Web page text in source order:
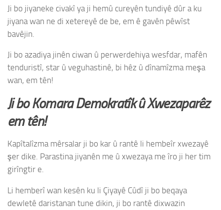
Ji bo jiyaneke civakî ya ji hemû cureyên tundiyê dûr a ku
jiyana wan ne di xetereyê de be, em ê gavên pêwîst
bavêjin.
Ji bo azadiya jinên ciwan û perwerdehiya wesfdar, mafên
tenduristî, star û veguhastinê, bi hêz û dînamîzma meşa
wan, em tên!
Ji bo Komara Demokratîk û Xwezaparêz
em tên!
Kapîtalîzma mêrsalar ji bo kar û rantê li hembeîr xwezayê
şer dike. Parastina jiyanên me û xwezaya me îro ji her tim
girîngtir e.
Li hemberî wan kesên ku li Çiyayê Cûdî ji bo beqaya
dewletê daristanan tune dikin, ji bo rantê dixwazin